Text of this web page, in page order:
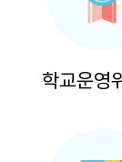
학교운영